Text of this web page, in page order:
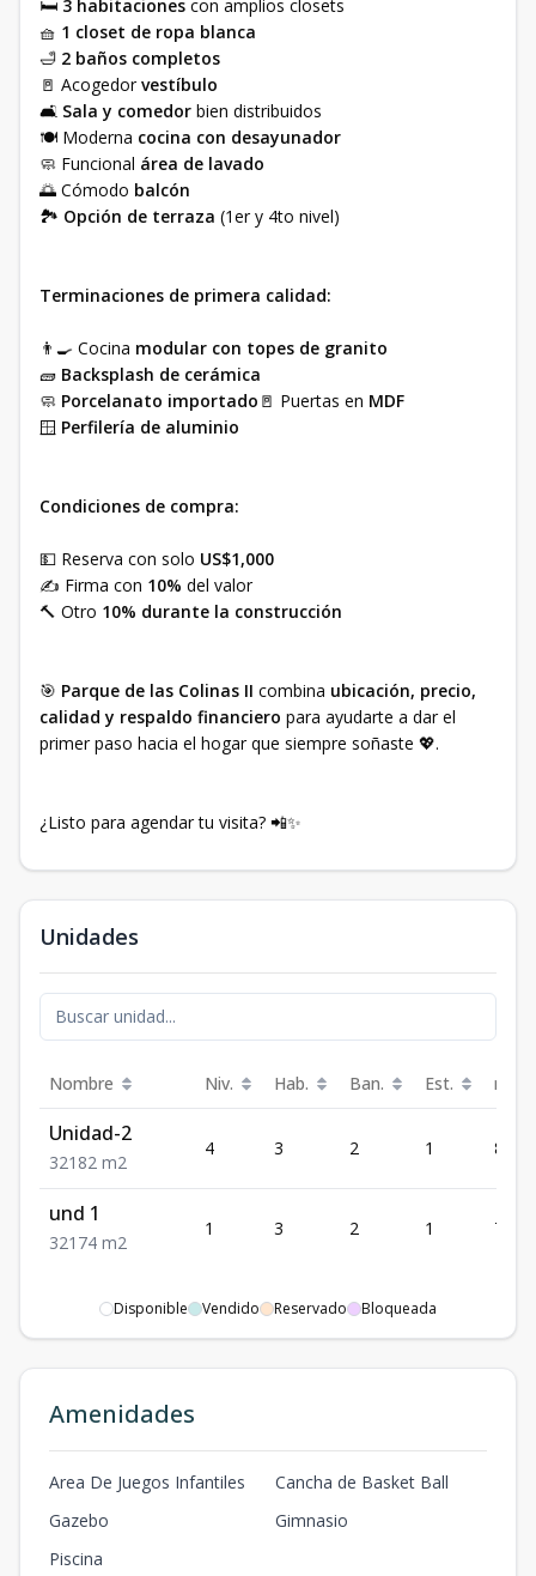
🛏️ 3 habitaciones con amplios closets
🧺 1 closet de ropa blanca
🛁 2 baños completos
🚪 Acogedorvestíbulo
🛋️ Sala y comedor bien distribuidos
🍽️ Moderna cocina con desayunador
🧼 Funcional área de lavado
🌅 Cómodo balcón
🏞️ Opción de terraza (1er y 4to nivel)
Terminaciones de primera calidad:
👨‍🍳 Cocina modular con topes de granito
🧱 Backsplash de cerámica
🧼 Porcelanato importado 🚪 Puertas en MDF
🪟 Perfilería de aluminio
Condiciones de compra:
💵 Reserva con solo US$1,000
✍️ Firma con 10% del valor
🔨 Otro 10% durante la construcción
🎯 Parque de las Colinas II combina ubicación, precio,
calidad y respaldo financiero para ayudarte a dar el
primer paso hacia el hogar que siempre soñaste 💖.
¿Listo para agendar tu visita? 📲✨
Unidades
Nombre Niv. Hab. Ban. Est. m²
Unidad-2
321 82 m2
4 3 2 1 82
und 1
321 74 m2
1 3 2 1 74
Disponible Vendido Reservado Bloqueada
Amenidades
Area De Juegos Infantiles
Cancha de Basket Ball
Gazebo
Gimnasio
Piscina